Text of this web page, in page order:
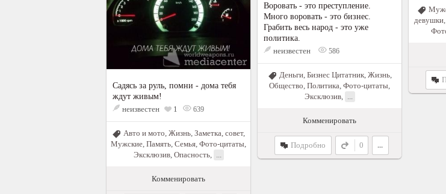
девушки,
Воровать - это преступление.
Много воровать - это бизнес.
Грабить весь народ - это уже
политика.
неизвестен
586
Деньги, Бизнес Цитатник, Жизнь,
Общество, Политика, Фото-цитаты,
Эксклюзив, ...
Комменировать
Подробно 0 ...
Садясь за руль, помни - дома тебя
ждут живым!
неизвестен
1 639
Авто и мото, Жизнь, Заметка, совет,
Мужские, Память, Семья, Фото-цитаты,
Эксклюзив, Опасность, ...
Комменировать